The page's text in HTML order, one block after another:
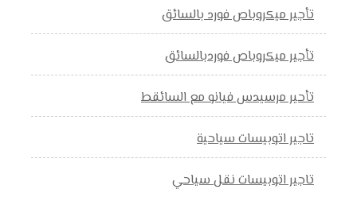
تأجير ميكروباص فورد بالسائق
تأجير ميكروباص فوردبالسائق
تأحير مرسيدس فيانو مع السائقط
تاجير اتوبيسات سياحية
تاجير اتوبيسات نقل سياحي